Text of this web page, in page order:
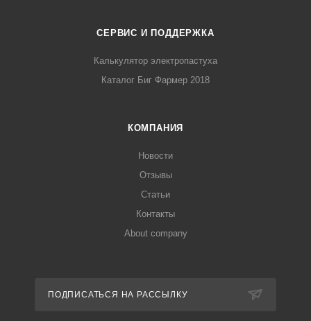
СЕРВИС И ПОДДЕРЖКА
Калькулятор электропастуха
Каталог Биг Фармер 2018
КОМПАНИЯ
Новости
Отзывы
Статьи
Контакты
About company
ПОДПИСАТЬСЯ НА РАССЫЛКУ